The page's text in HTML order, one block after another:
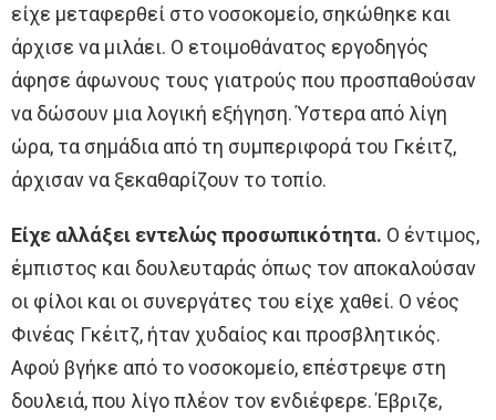
είχε μεταφερθεί στο νοσοκομείο, σηκώθηκε και
άρχισε να μιλάει. Ο ετοιμοθάνατος εργοδηγός
άφησε άφωνους τους γιατρούς που προσπαθούσαν
να δώσουν μια λογική εξήγηση. Ύστερα από λίγη
ώρα, τα σημάδια από τη συμπεριφορά του Γκέιτζ,
άρχισαν να ξεκαθαρίζουν το τοπίο.
Είχε αλλάξει εντελώς προσωπικότητα. Ο έντιμος,
έμπιστος και δουλευταράς όπως τον αποκαλούσαν
οι φίλοι και οι συνεργάτες του είχε χαθεί. Ο νέος
Φινέας Γκέιτζ, ήταν χυδαίος και προσβλητικός.
Αφού βγήκε από το νοσοκομείο, επέστρεψε στη
δουλειά, που λίγο πλέον τον ενδιέφερε. Έβριζε,